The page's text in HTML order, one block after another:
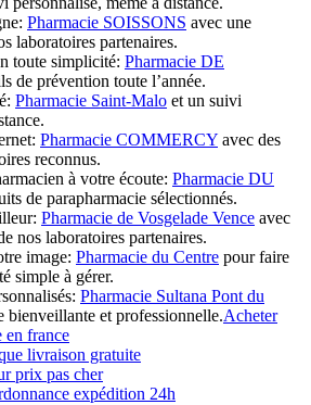
Pharmacie SOISSONS avec une
laboratoires partenaires.
toute simplicité: Pharmacie DE
de prévention toute l’année.
Pharmacie Saint-Malo et un suivi
Pharmacie COMMERCY avec des
reconnus.
à votre écoute: Pharmacie DU
de parapharmacie sélectionnés.
Pharmacie de Vosgelade Vence avec
nos laboratoires partenaires.
image: Pharmacie du Centre pour faire
simple à gérer.
Pharmacie Sultana Pont du
bienveillante et professionnelle.Acheter
en france
livraison gratuite
prix pas cher
expédition 24h